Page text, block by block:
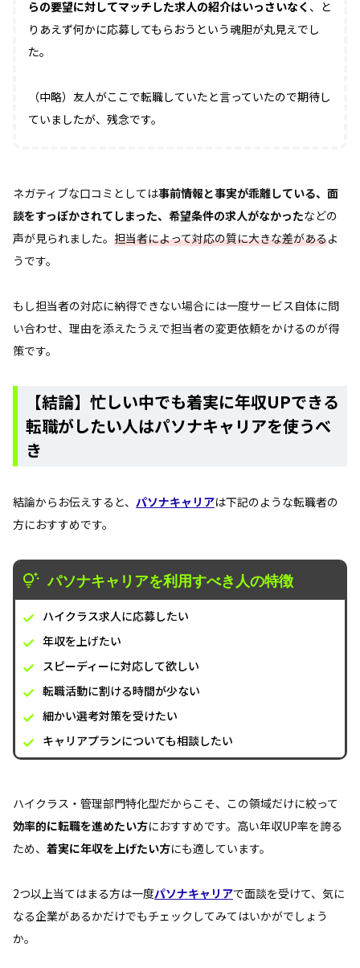
らの要望に対してマッチした求人の紹介はいっさいなく 、と
りあえず何かに応募してもらおうという魂胆が丸見えでし
た。
（中略）友人がここで転職していたと言っていたので期待し
ていましたが、残念です。
ネガティブな口コミとしては事前情報と事実が乖離している、面
談をすっぽかされてしまった、希望条件の求人がなかったなどの
声が見られました。 担当者によって対応の質に大きな差があるよ
うです。
もし担当者の対応に納得できない場合には一度サービス自体に問
い合わせ、理由を添えたうえで担当者の変更依頼をかけるのが得
策です。
【結論】忙しい中でも着実に年収UPできる
転職がしたい人はパソナキャリアを使うべ
き
結論からお伝えすると、 パソナキャリアは下記のような転職者の
方におすすめです。
パソナキャリアを利用すべき人の特徴
ハイクラス求人に応募したい
年収を上げたい
スピーディーに対応して欲しい
転職活動に割ける時間が少ない
細かい選考対策を受けたい
キャリアプランについても相談したい
ハイクラス・管理部門特化型だからこそ、この領域だけに絞って
効率的に転職を進めたい方におすすめです。高い年収UP率を誇る
ため、 着実に年収を上げたい方にも適しています。
2つ以上当てはまる方は一度パソナキャリアで面談を受けて、気に
なる企業があるかだけでもチェックしてみてはいかがでしょう
か。